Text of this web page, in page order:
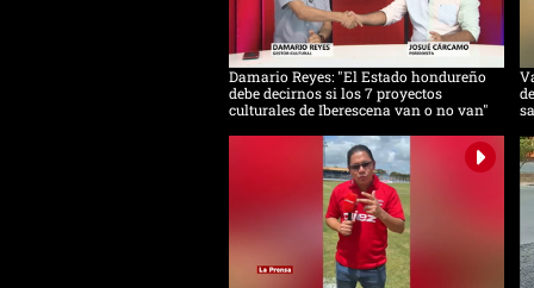
Damario Reyes: "El Estado hondureño
debe decirnos si los 7 proyectos
culturales de Iberescena van o no van"